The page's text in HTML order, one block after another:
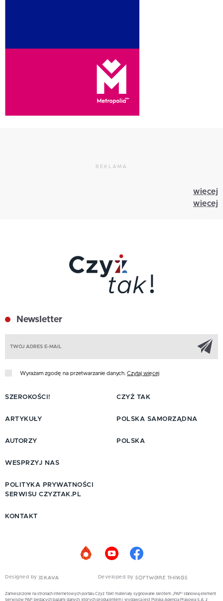
REKLAMA
więcej
więcej
Newsletter
Wyrażam zgodę na przetwarzanie danych. Czytaj więcej
SZEROKOŚCI!
ARTYKUŁY
AUTORZY
CZYŻ TAK
POLSKA SAMORZĄDNA
POLSKA
WESPRZYJ NAS
POLITYKA PRYWATNOŚCI
SERWISU CZYZTAK.PL
KONTAKT
Designed by Developed by
Zamieszczone na stronach internetowych portalu Czyż TAK! materiały sygnowane skrótem „PAP” stanowią element
Serwisów PAP, będących bazami danych, których producentem i wydawcą jest Polska Agencja Prasowa S.A. z